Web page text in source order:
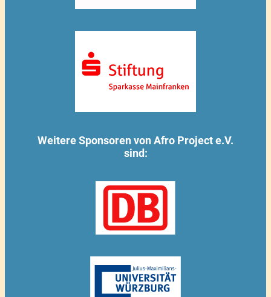
Weitere Sponsoren von Afro Project e.V.
sind: